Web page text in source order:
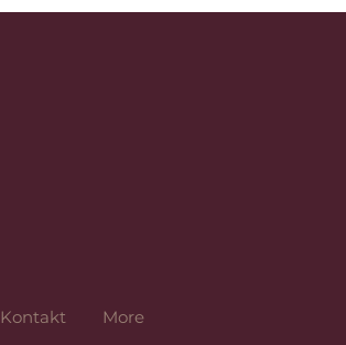
Kontakt More